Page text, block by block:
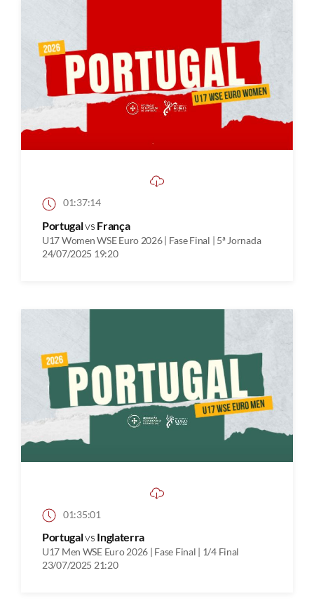
01:37:14
Portugalvs França
U17 Women WSE Euro 2026 | Fase Final | 5ª Jornada
24/07/2025 19:20
01:35:01
Portugalvs Inglaterra
U17 Men WSE Euro 2026 | Fase Final | 1/4 Final
23/07/2025 21:20